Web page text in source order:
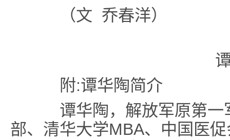
（文 乔春洋）
附:谭华陶简介
谭华陶，解放军原第一
部、清华大学MBA、中国医